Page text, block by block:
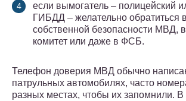
если вымогатель – полицейский
ГИБДД – желательно обратиться
собственной безопасности МВД,
комитет или даже в ФСБ.
Телефон доверия МВД обычно
патрульных автомобилях, часто
разных местах, чтобы их запомнили. В